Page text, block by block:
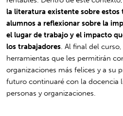
la literatura existente sobre estos
alumnos a reflexionar sobre la
el lugar de trabajo y el impacto
los trabajadores . Al final del
herramientas que les permitirán
organizaciones más felices y a su
futuro continuaré con la docencia
personas y organizaciones.